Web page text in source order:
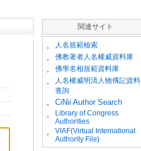
関連サイト
。 人名規範檢索
。 佛教著者人名權威資料庫
。 佛學名相規範資料庫
。
人名權威明清人物傳記資料
查詢
。
CiNii Author Search
。
Library of Congress
Authorities
。
VIAF(Virtual International
Authority File)